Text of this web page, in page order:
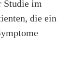
Studie im
die ein